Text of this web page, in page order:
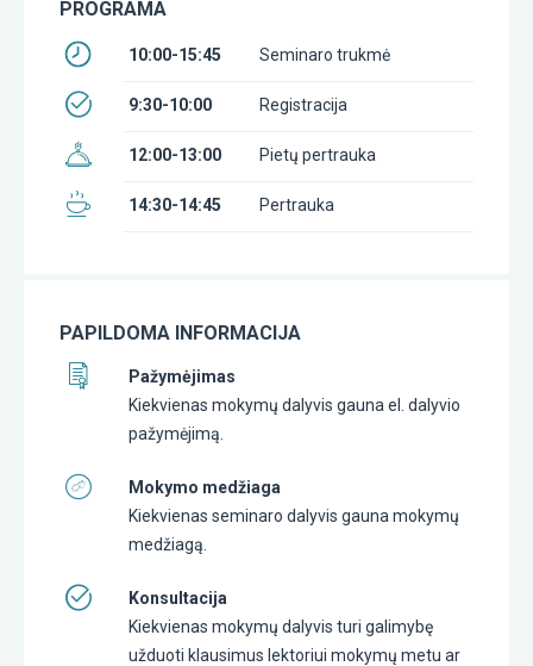
PROGRAMA
10:00-15:45 Seminaro trukmė
9:30-10:00 Registracija
12:00-13:00 Pietų pertrauka
14:30-14:45 Pertrauka
PAPILDOMA INFORMACIJA
Pažymėjimas
Kiekvienas mokymų dalyvis gauna el. dalyvio
pažymėjimą.
Mokymo medžiaga
Kiekvienas seminaro dalyvis gauna mokymų
medžiagą.
Konsultacija
Kiekvienas mokymų dalyvis turi galimybę
užduoti klausimus lektoriui mokymų metu ar